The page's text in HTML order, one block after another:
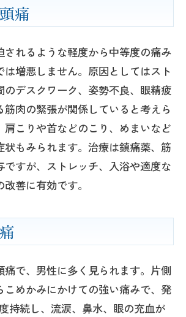
痛
されるような軽度から中等度の痛み
は増悪しません。原因としてはスト
のデスクワーク、姿勢不良、眼精疲
筋肉の緊張が関係していると考えら
肩こりや首などのこり、めまいなど
状もみられます。治療は鎮痛薬、筋
ですが、ストレッチ、入浴や適度な
善に有効です。
痛で、男性に多く見られます。片側
こめかみにかけての強い痛みで、発
持続し、流涙、鼻水、眼の充血が